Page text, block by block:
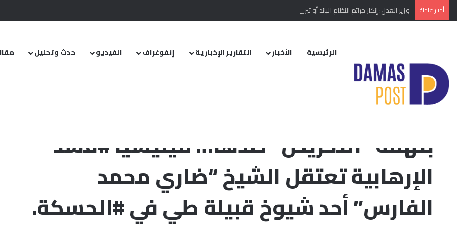
أخبار عاجلة وزير العدل: إنكار جرائم النظام البائد أو تبريرها مخالفة دستورية.. ومشروع قانون خاص إلى مجلس الشعب
الرئيسية الأخبار التقارير الإخبارية إنفوغراف الفيديو حدث وتحليل
الرئيسية/التقارير الإخبارية
بتهمة “التحريض” ضدها… ميليشيا #قسد
الإرهابية تعتقل الشيخ “ضاري محمد
الفارس” أحد شيوخ قبيلة طي في #الحسكة.